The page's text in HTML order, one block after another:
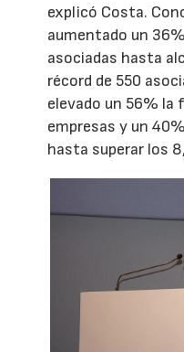
explicó Costa.
aumentado un
asociadas hasta
récord de 550
elevado un 56%
empresas y un
hasta superar los